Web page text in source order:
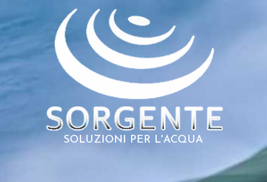
SOLUZIONI PER L'ACQUA